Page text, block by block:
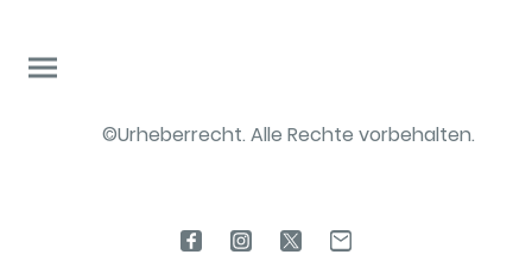
©Urheberrecht. Alle Rechte vorbehalten.